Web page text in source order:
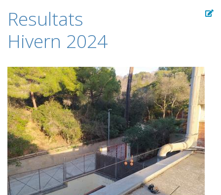
Resultats
Hivern 2024